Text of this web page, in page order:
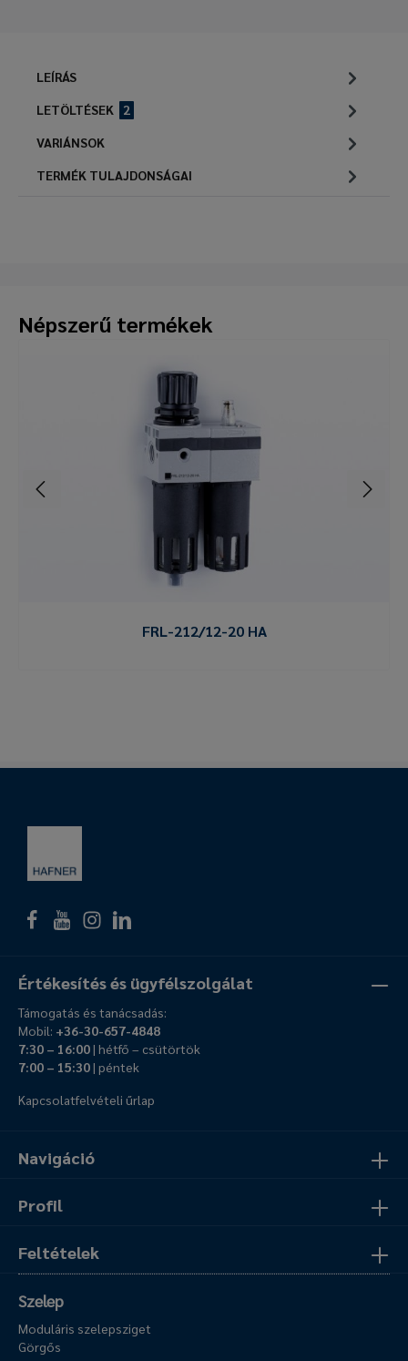
LEÍRÁS
LETÖLTÉSEK
2
VARIÁNSOK
TERMÉK TULAJDONSÁGAI
Népszerű termékek
FRL-212/12-20 HA
Navigáció
Profil
Feltételek
Értékesítés és ügyfélszolgálat
Támogatás és tanácsadás:
Mobil: +36-30-657-4848
7:30 – 16:00| hétfő – csütörtök
7:00 – 15:30| péntek
Kapcsolatfelvételi űrlap
Szelep
Moduláris szelepsziget
Görgős